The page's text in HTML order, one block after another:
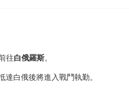
往白俄羅斯。
白俄後將進入戰鬥執勤。